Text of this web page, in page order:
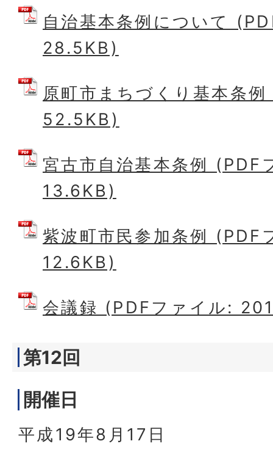
自治基本条例について
28.5KB)
原町市まちづくり基本条
52.5KB)
宮古市自治基本条例 (PDF
13.6KB)
紫波町市民参加条例 (PDF
12.6KB)
会議録 (PDFファイル:
第12回
開催日
平成19年8月17日